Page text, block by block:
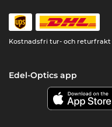
Kostnadsfri tur- och returfrakt
Edel-Optics app